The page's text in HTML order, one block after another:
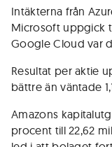
Intäkterna från
Microsoft uppgick
Google Cloud var
Resultat per aktie
bättre än väntade
Amazons
procent till 22,62